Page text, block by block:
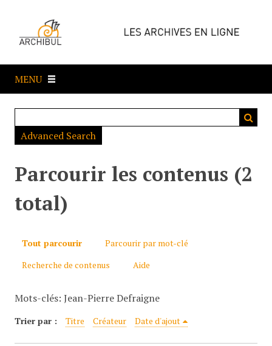
e
a
MENU
Advanced Search
Parcourir les contenus (2
total)
Tout parcourir
Parcourir par mot-clé
Recherche de contenus
Aide
Mots-clés: Jean-Pierre Defraigne
Trier par : Titre Créateur Date d'ajout